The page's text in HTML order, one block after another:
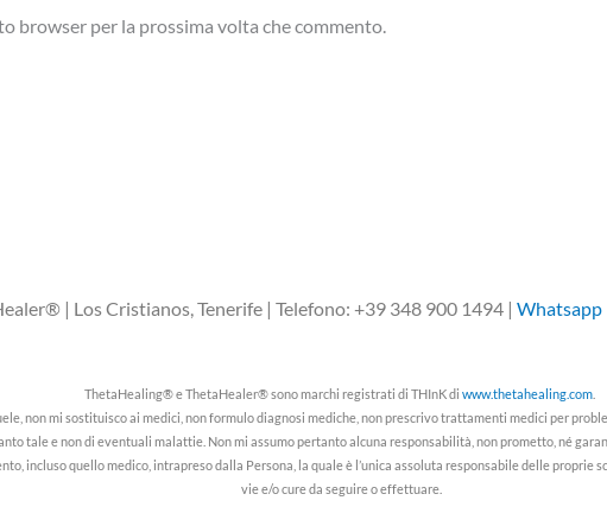
browser per la prossima volta che commento.
| Los Cristianos, Tenerife | Telefono: +39 348 900 1494 | Whatsapp
ThetaHealing® e ThetaHealer® sono marchi registrati di THInK di www.thetahealing.com
non mi sostituisco ai medici, non formulo diagnosi mediche, non prescrivo trattamenti medici per
tale e non di eventuali malattie. Non mi assumo pertanto alcuna responsabilità, non prometto, né
incluso quello medico, intrapreso dalla Persona, la quale è l’unica assoluta responsabile delle proprie
vie e/o cure da seguire o effettuare.